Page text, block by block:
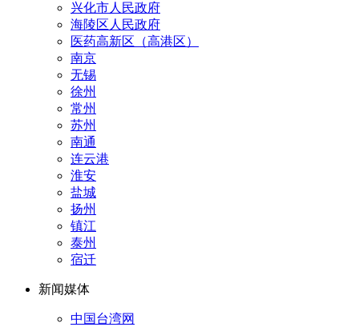
兴化市人民政府
海陵区人民政府
医药高新区（高港区）
南京
无锡
徐州
常州
苏州
南通
连云港
淮安
盐城
扬州
镇江
泰州
宿迁
新闻媒体
中国台湾网